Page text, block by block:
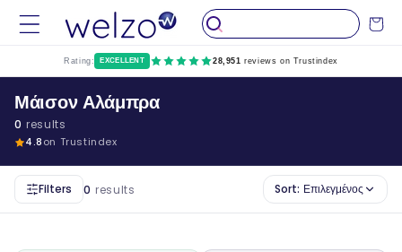
το
περιεχόμενο
Rating: EXCELLENT 28,951 reviews on Trustindex
Μάισον Αλάμπρα
0 results
4.8on Trustindex
Filters 0 results Sort: Επιλεγμένος